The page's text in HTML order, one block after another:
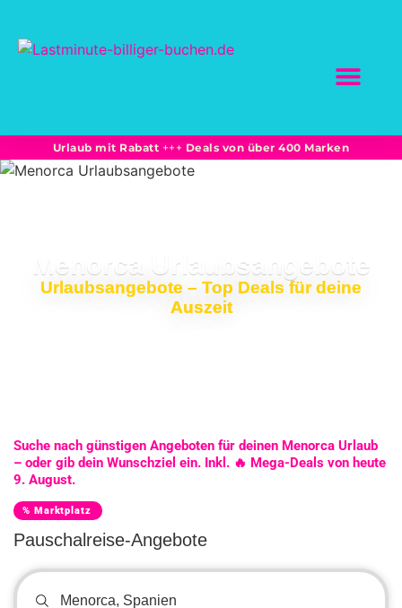
Urlaub mit Rabatt +++ Deals von über 400 Marken
Menorca Urlaubsangebote
Urlaubsangebote – Top Deals für deine
Auszeit
Suche nach günstigen Angeboten für deinen Menorca Urlaub
– oder gib dein Wunschziel ein. Inkl. 🔥 Mega-Deals von heute
9. August.
% Marktplatz